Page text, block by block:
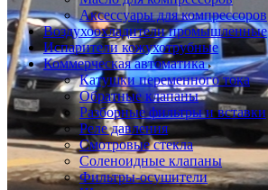
Аксессуары для компрессоров
Воздухоохладители промышленные
Испарители кожухотрубные
Коммерческая автоматика
Катушки переменного тока
Обратные клапаны
Разборные фильтры и вставки
Реле давления
Смотровые стекла
Соленоидные клапаны
Фильтры-осушители